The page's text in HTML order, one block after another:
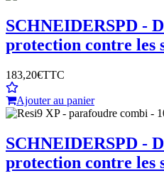
SCHNEIDERSPD -
protection contre les
183,20€TTC
Ajouter au panier
SCHNEIDERSPD -
protection contre les